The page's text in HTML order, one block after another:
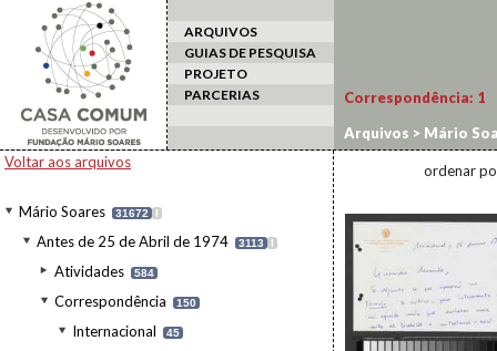
ARQUIVOS
GUIAS DE PESQUISA
PROJETO
PARCERIAS
Voltar aos arquivos
Mário Soares 31672 I
Antes de 25 de Abril de 1974 3113 I
Atividades 584
Correspondência 150
Internacional 45
Correspondência: 1
Arquivos > Mário
Morodo, Raúl
ordenar